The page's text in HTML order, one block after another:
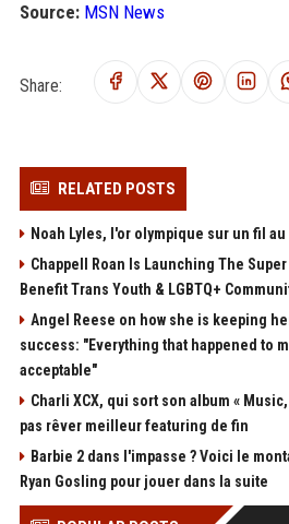
Source: MSN News
Share:
RELATED POSTS
Noah Lyles, l'or olympique sur un fil
Chappell Roan Is Launching The
Benefit Trans Youth & LGBTQ+
Angel Reese on how she is keeping
success: "Everything that happened to
acceptable"
Charli XCX, qui sort son album «
pas rêver meilleur featuring de fin
Barbie 2 dans l'impasse ? Voici le
Ryan Gosling pour jouer dans la suite